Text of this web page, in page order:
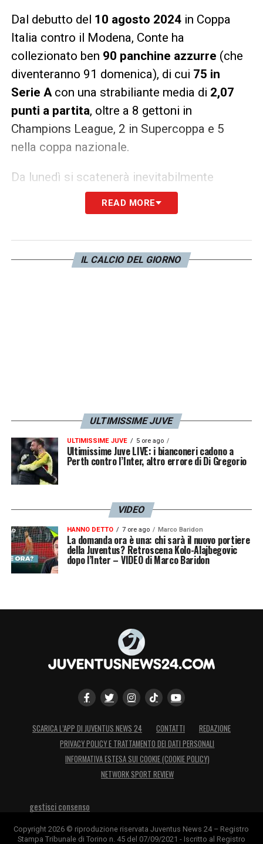
Dal debutto del 10 agosto 2024in Coppa
Italia contro il Modena, Conte ha
collezionato ben 90 panchine azzurre (che
diventeranno 91 domenica), di cui 75 in
Serie Acon una strabiliante media di 2,07
punti a partita, oltre a 8 gettoni in
Champions League, 2 in Supercoppa e 5
nella coppa nazionale.
Da lunedì si scatenerà inevitabilmente
toto-panchine. Antonio Conte, dominatore
degli ultimi sedici anni del calcio italiano
pezzo pregiatissimo del calciomercato. Se
per il tecnico non è esclusa la suggestione di
collezionando da calciatore418 presenze e
, prima di firmaretre scudetti
consecutivida allenatore tra il 2011 e il
2014 — tornerebbe prepotentemente di
moda alla Continassa.
LA PLAYLIST DELLE NOSTRE TOP NEWS
READ MORE
IL CALCIO DEL GIORNO
ULTIMISSIME JUVE
ULTIMISSIME JUVE 5 ore ago
Ultimissime Juve LIVE: i bianconeri cadono a
Perth contro l’Inter, altro errore di Di Gregorio
VIDEO
HANNO DETTO 7 ore ago Marco Baridon
La domanda ora è una: chi sarà il nuovo portiere
della Juventus? Retroscena Kolo-Alajbegovic
dopo l’Inter – VIDEO di Marco Baridon
SCARICA L’APP DI JUVENTUS NEWS 24 CONTATTI
REDAZIONE
PRIVACY POLICY E TRATTAMENTO DEI DATI PERSONALI
INFORMATIVA ESTESA SUI COOKIE (COOKIE POLICY)
NETWORK SPORT REVIEW
gestisci consenso
Copyright 2026 © riproduzione riservata Juventus News 24 – Registro
Stampa Tribunale di Torino n. 45 del 07/09/2021 - Iscritto al Registro